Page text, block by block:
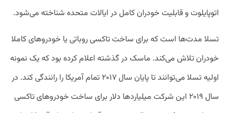
اتوپایلوت و قابلیت خودران کامل در ایالات متحده شناخته می‌شود.
تسلا مدت‌ها است که برای ساخت تاکسی روباتی یا خودروهای کاملا
خودران تلاش می‌کند. ماسک در گذشته اعلام کرده بود که یک نمونه
اولیه تسلا می‌توانند تا پایان سال ۲۰۱۷ تمام آمریکا را رانندگی کند. در
سال ۲۰۱۹ این شرکت میلیارد‌ها دلار برای ساخت خودروهای تاکسی